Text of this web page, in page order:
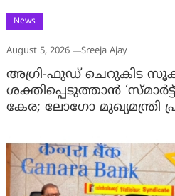
News
August 5, 2026 Sreeja Ajay
അഗ്രി-ഫുഡ് ചെറുകിട
ശക്തിപ്പെടുത്താന്‍
കേര; ലോഗോ മുഖ്യമന്ത്രി